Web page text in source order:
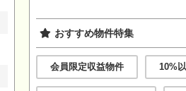
おすすめ物件特集
会員限定収益物件 10%